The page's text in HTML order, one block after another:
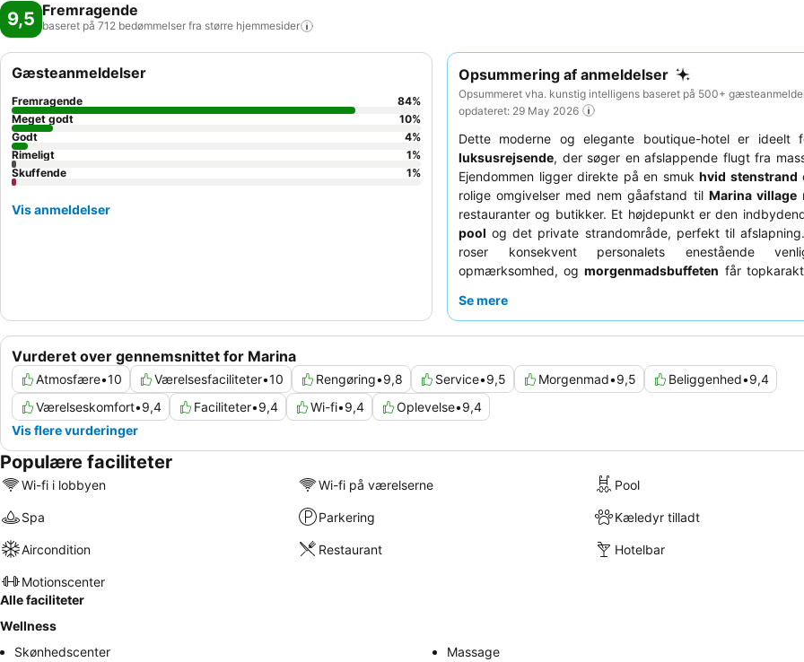
9,5 Fremragende
baseret på 712 bedømmelser fra større hjemmesider
Opsummering af anmeldelser
Opsummeret vha. kunstig intelligens baseret på 500+
opdateret: 29 May 2026
Dette moderne og elegante boutique-hotel er ideelt
luksusrejsende, der søger en afslappende flugt fra
Ejendommen ligger direkte på en smukhvid stenstrand
rolige omgivelser med nem gåafstand til Marina village
restauranter og butikker. Et højdepunkt er den
pool og det private strandområde, perfekt til
roser konsekvent personalets enestående
opmærksomhed, ogmorgenmadsbuffeten får
du overveje at booke et værelse med
Se mere
Vurderet over gennemsnittet for Marina
Atmosfære•10 Værelsesfaciliteter•10 Rengøring•9,8 Service•9,5 Morgenmad•9,5 Beliggenhed•9,4
Værelseskomfort•9,4 Faciliteter•9,4 Wi-fi•9,4 Oplevelse•9,4
Vis flere vurderinger
Gæsteanmeldelser
Fremragende 84%
Meget godt
10%
Godt
4%
Rimeligt
1%
Skuffende
1%
Vis anmeldelser
Populære faciliteter
Wi-fi i lobbyen Wi-fi på værelserne Pool
Spa Parkering Kæledyr tilladt
Aircondition Restaurant Hotelbar
Motionscenter
Alle faciliteter
Wellness
Skønhedscenter
Massage